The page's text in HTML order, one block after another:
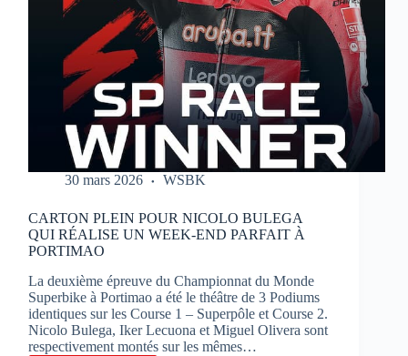
HEURES
MOTOS
SUR
LE
CIRCUIT
BUGATTI
LE
MANS
30 mars 2026 WSBK
CARTON PLEIN POUR NICOLO BULEGA
QUI RÉALISE UN WEEK-END PARFAIT À
PORTIMAO
La deuxième épreuve du Championnat du Monde
Superbike à Portimao a été le théâtre de 3 Podiums
identiques sur les Course 1 – Superpôle et Course 2.
Nicolo Bulega, Iker Lecuona et Miguel Olivera sont
respectivement montés sur les mêmes…